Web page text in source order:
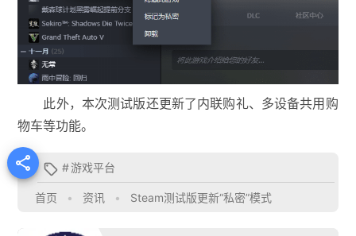
此外，本次测试版还更新了内联购礼、多设备共用购
物车等功能。
  #游戏平台
首页 • 资讯 • Steam测试版更新“私密”模式